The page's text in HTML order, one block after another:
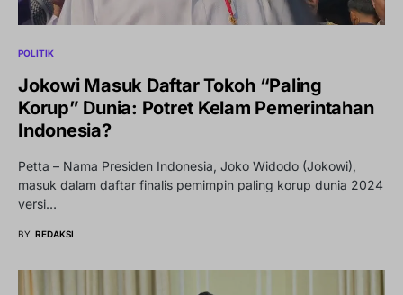
POLITIK
Jokowi Masuk Daftar Tokoh “Paling
Korup” Dunia: Potret Kelam Pemerintahan
Indonesia?
Petta – Nama Presiden Indonesia, Joko Widodo (Jokowi),
masuk dalam daftar finalis pemimpin paling korup dunia 2024
versi…
BY REDAKSI